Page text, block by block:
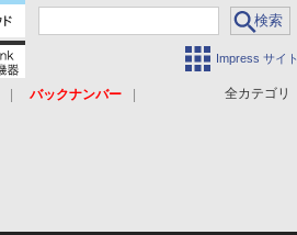
Impress サイト
全カテゴリ
バックナンバー